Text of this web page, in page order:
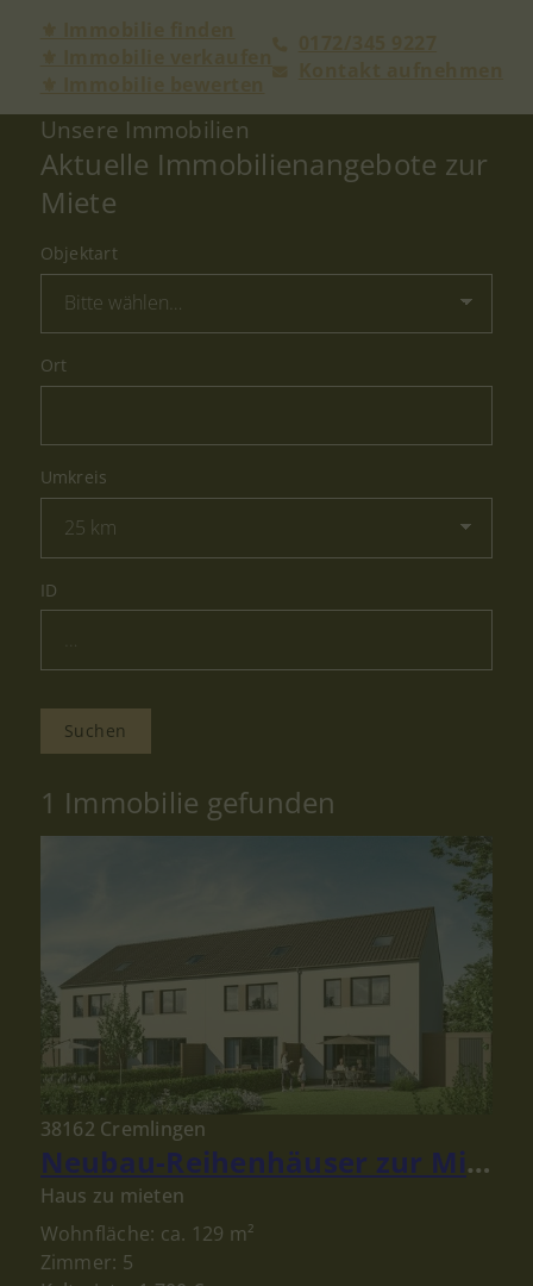
Unsere Immobilien
Aktuelle Immobilienangebote zur
Miete
Objektart
Ort
Umkreis
ID
Suchen
1 Immobilie gefunden
38162 Cremlingen
Neubau-Reihenhäuser zur Miete in Schandelah bei Cremlingen – Modernes Wohnen für Familien
Haus zu mieten
Wohnfläche: ca. 129 m²
Zimmer: 5